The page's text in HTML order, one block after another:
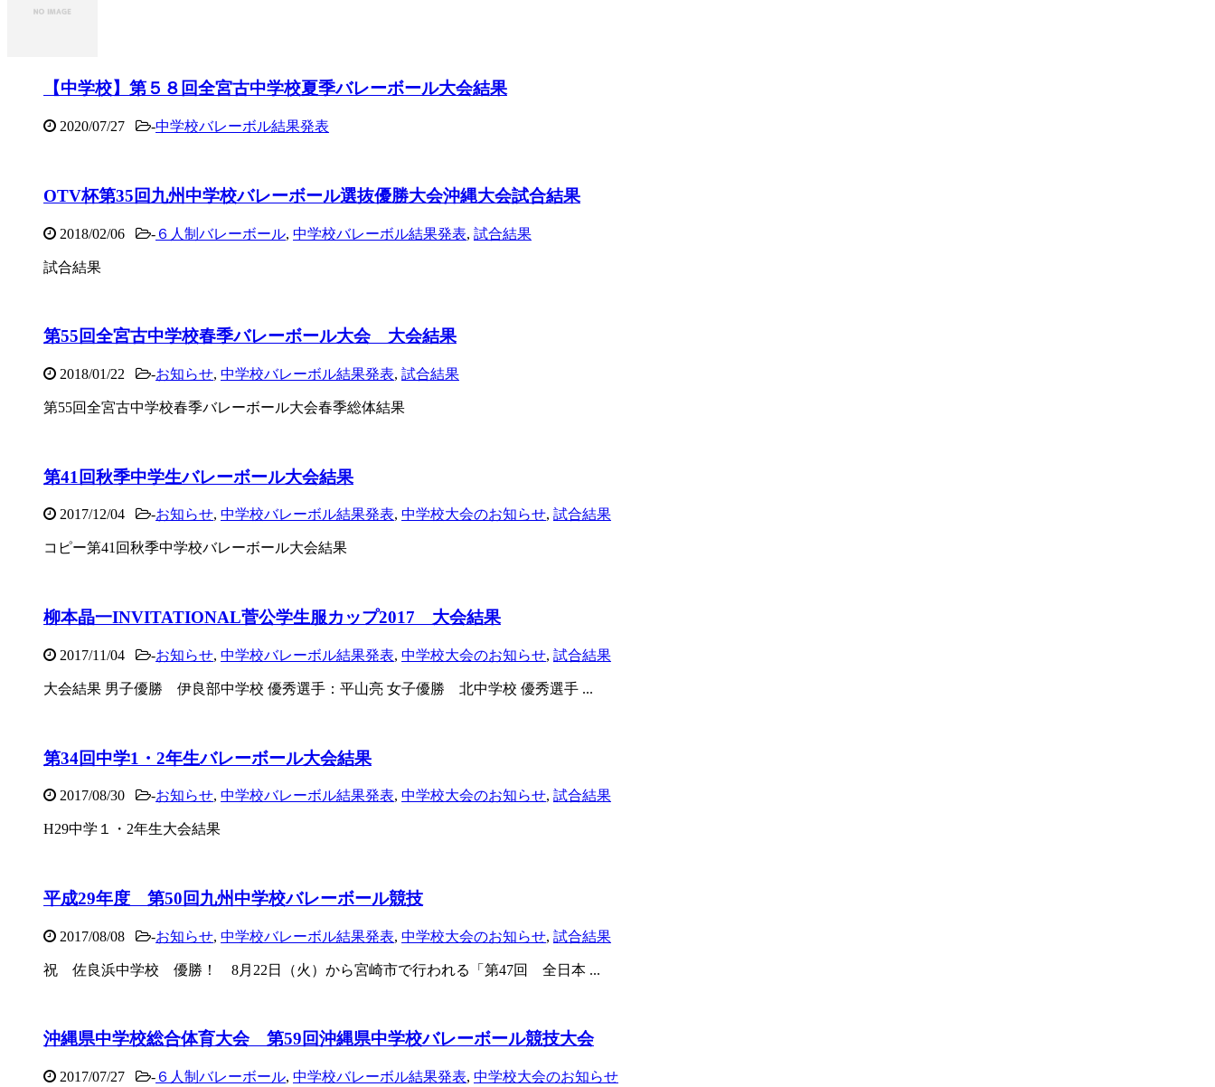
【中学校】第５８回全宮古中学校夏季バレーボール大会結果
2020/07/27 -中学校バレーボル結果発表
OTV杯第35回九州中学校バレーボール選抜優勝大会沖縄大会試合結果
2018/02/06 - ６人制バレーボール, 中学校バレーボル結果発表, 試合結果
試合結果
第55回全宮古中学校春季バレーボール大会 大会結果
2018/01/22 -お知らせ, 中学校バレーボル結果発表, 試合結果
第55回全宮古中学校春季バレーボール大会春季総体結果
第41回秋季中学生バレーボール大会結果
2017/12/04 -お知らせ, 中学校バレーボル結果発表, 中学校大会のお知らせ, 試合結果
コピー第41回秋季中学校バレーボール大会結果
柳本晶一INVITATIONAL菅公学生服カップ2017 大会結果
2017/11/04 -お知らせ, 中学校バレーボル結果発表, 中学校大会のお知らせ, 試合結果
大会結果 男子優勝 伊良部中学校 優秀選手：平山亮 女子優勝 北中学校 優秀選手 ...
第34回中学1・2年生バレーボール大会結果
2017/08/30 -お知らせ, 中学校バレーボル結果発表, 中学校大会のお知らせ, 試合結果
H29中学１・2年生大会結果
平成29年度 第50回九州中学校バレーボール競技
2017/08/08 -お知らせ, 中学校バレーボル結果発表, 中学校大会のお知らせ, 試合結果
祝 佐良浜中学校 優勝！ 8月22日（火）から宮崎市で行われる「第47回 全日本 ...
沖縄県中学校総合体育大会 第59回沖縄県中学校バレーボール競技大会
2017/07/27 - ６人制バレーボール, 中学校バレーボル結果発表, 中学校大会のお知らせ